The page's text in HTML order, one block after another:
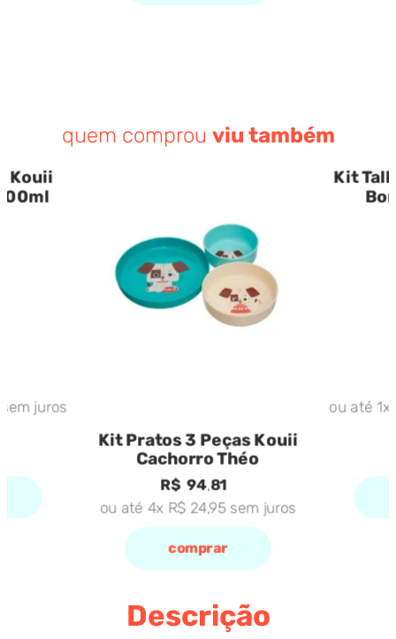
quem comprou viu também
Kouii
juros
Kit Pratos 3 Peças Kouii
Cachorro Théo
R$ 94,81
ou até 4x R$ 24,95sem juros
comprar
Kit
ou até 1x
Descrição